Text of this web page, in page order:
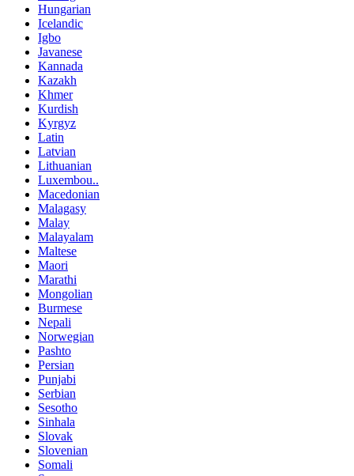
Hungarian
Icelandic
Igbo
Javanese
Kannada
Kazakh
Khmer
Kurdish
Kyrgyz
Latin
Latvian
Lithuanian
Luxembou..
Macedonian
Malagasy
Malay
Malayalam
Maltese
Maori
Marathi
Mongolian
Burmese
Nepali
Norwegian
Pashto
Persian
Punjabi
Serbian
Sesotho
Sinhala
Slovak
Slovenian
Somali